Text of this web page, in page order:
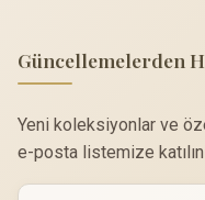
Güncellemelerden
Yeni koleksiyonlar ve
e-posta listemize